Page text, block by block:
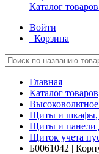
Каталог товаров
Войти
Корзина
Главная
Каталог товаров
Щиты и шкафы,
Щиты и панели
Щиток учета
Б0061042 |